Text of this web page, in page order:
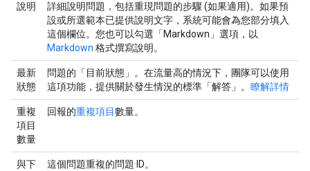
說明
詳細說明問題，包括重現問題的步驟 (如果適用)。如果預
設或所選範本已提供說明文字，系統可能會為您部分填入
這個欄位。您也可以勾選「Markdown」 選項，以
Markdown 格式撰寫說明。
最新
狀態
問題的「目前狀態」。在流量高的情況下，團隊可以使用
這項功能，提供關於發生情況的標準「解答」。 瞭解詳情
重複
項目
數量
回報的重複項目數量。
與下
這個問題重複的問題 ID。